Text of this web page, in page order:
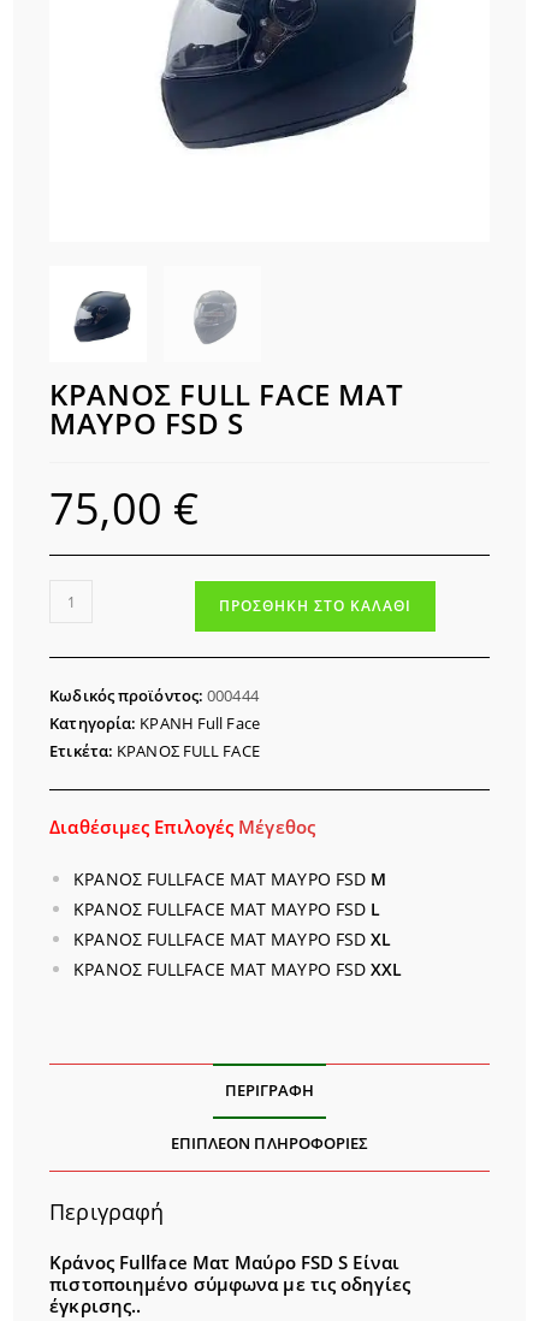
ΚΡΑΝΟΣ FULL FACE ΜΑΤ
ΜΑΥΡΟ FSD S
75,00 €
ΚΡΑΝΟΣ
FACE
ΜΑΤ
ΜΑΥΡΟ
FSD
ΠΡΟΣΘΉΚΗ ΣΤΟ ΚΑΛΆΘΙ
Κωδικός προϊόντος:000444
Κατηγορία: ΚΡΑΝΗ Full Face
Ετικέτα: ΚΡΑΝΟΣ FULL FACE
Διαθέσιμες Επιλογές Μέγεθος
ΚΡΑΝΟΣ FULLFACE ΜΑΤ ΜΑΥΡΟ FSD Μ
ΚΡΑΝΟΣ FULLFACE ΜΑΤ ΜΑΥΡΟ FSD L
ΚΡΑΝΟΣ FULLFACE ΜΑΤ ΜΑΥΡΟ FSD XL
ΚΡΑΝΟΣ FULLFACE ΜΑΤ ΜΑΥΡΟ FSDXXL
ΠΕΡΙΓΡΑΦΉ
ΕΠΙΠΛΈΟΝ ΠΛΗΡΟΦΟΡΊΕΣ
Περιγραφή
Κράνος Fullface Ματ Μαύρο FSD S Είναι
πιστοποιημένο σύμφωνα με τις οδηγίες
έγκρισης..